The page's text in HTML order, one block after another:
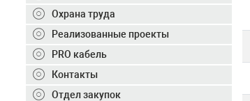
Охрана труда
Реализованные проекты
PRO кабель
Контакты
Отдел закупок